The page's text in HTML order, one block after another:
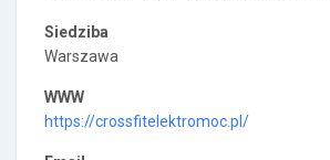
Siedziba
Warszawa
WWW
https://crossfitelektromoc.pl/